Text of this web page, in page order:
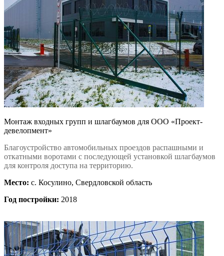
Монтаж входных групп и шлагбаумов для ООО «Проект-
девелопмент»
Благоустройство автомобильных проездов распашными и
откатными воротами с последующей установкой шлагбаумов
для контроля доступа на территорию.
Место: с. Косулино, Свердловской область
Год постройки: 2018